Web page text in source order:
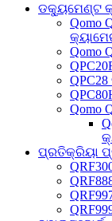
ଡକ୍ୟୁମେଣ୍ଟ
Qomo
Qomo
Qomo
ପ୍ରତିକ୍ରିୟା